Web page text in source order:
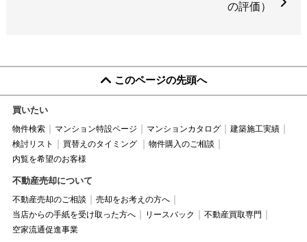
の評価）
このページの先頭へ
買いたい
物件検索 マンション特設ページ マンションカタログ
建築施工実績
検討リスト
買替えのタイミング
物件購入のご相談
内覧を希望のお客様
不動産売却について
不動産売却のご相談
売却をお考えの方へ
当店からの手紙を受け取った方へ
リースバック
不動産買取専門
空家流通促進事業